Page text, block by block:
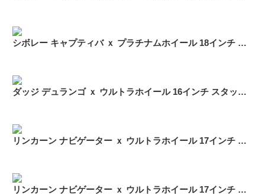
シボレー キャプティバ ｘ プラチナムホイール 18インチ スタッドレス
ダッジ デュランゴ ｘ ウルトラホイール 16インチ スタッドレス
リンカーン ナビゲーター ｘ ウルトラホイール 17インチ スタッドレス
リンカーン ナビゲーター ｘ ウルトラホイール 17インチ スタッドレス